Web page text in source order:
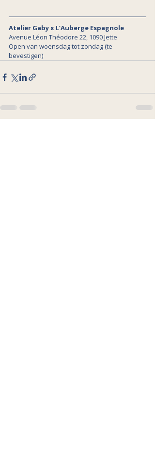
Atelier Gaby x L’Auberge Espagnole
Avenue Léon Théodore 22, 1090 Jette
Open van woensdag tot zondag (te
bevestigen)